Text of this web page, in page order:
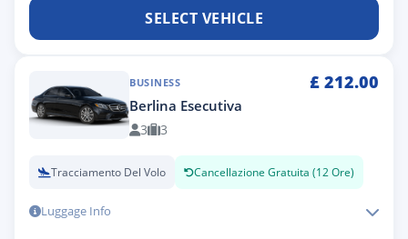
SELECT VEHICLE
BUSINESS £ 212.00
Berlina Esecutiva
3 3
Tracciamento Del Volo Cancellazione Gratuita (12 Ore)
Luggage Info